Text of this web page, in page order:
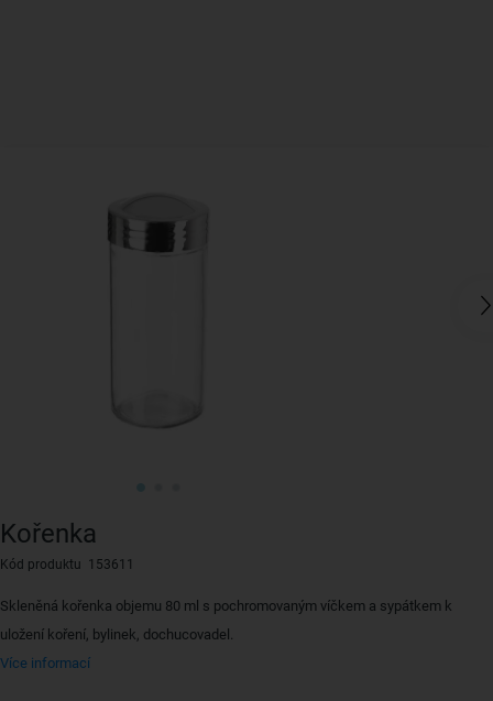
Kořenka
Kód produktu 153611
Skleněná kořenka objemu 80 ml s pochromovaným víčkem a sypátkem k
uložení koření, bylinek, dochucovadel.
Více informací